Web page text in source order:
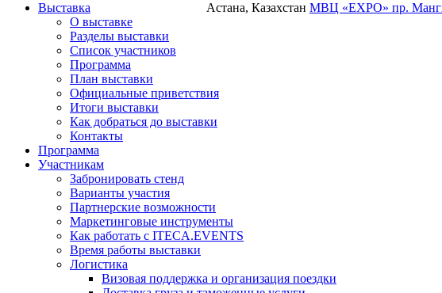
Астана, Казахстан МВЦ «EXPO» пр.
Выставка
О выставке
Разделы выставки
Список участников
Программа
План выставки
Официальные приветствия
Итоги выставки
Как добраться до выставки
Контакты
Программа
Участникам
Забронировать стенд
Варианты участия
Партнерские возможности
Маркетинговые инструменты
Как работать с ITECA.EVENTS
Время работы выставки
Логистика
Визовая поддержка и организация поездки